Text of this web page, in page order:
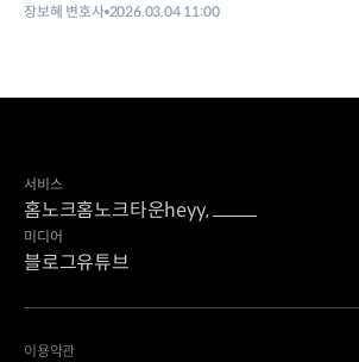
장보혜 변호사 2026.03.04 11:00
서비스
홈노크홈노크타운heyy,
미디어
블로그유튜브
이용약관